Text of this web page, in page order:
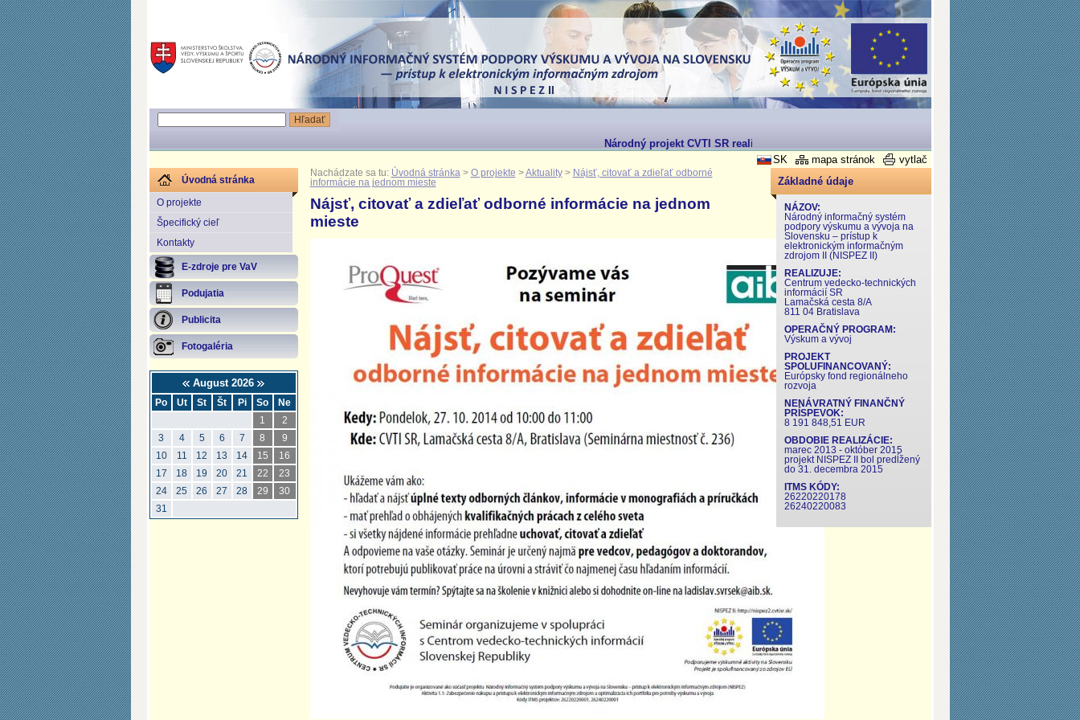
Národný projekt CVTI SR realizovaný v rámci Operačného programu Výskum a Vývoj
vytlač
mapa stránok
SK
Úvodná stránka
O projekte
Špecifický cieľ
Kontakty
E-zdroje pre VaV
Podujatia
Publicita
Fotogaléria
August 2026
Po Ut St Št Pi So
Ne
1
2
3
4 5 6 7 8
9
10
11 12 13 14 15
16
17
18 19 20 21 22
23
24
25 26 27 28 29
30
31
Nachádzate sa tu: Úvodná stránka > O projekte >Aktuality> Nájsť, citovať a zdieľať odborné
informácie na jednom mieste
Nájsť, citovať a zdieľať odborné informácie na jednom
mieste
Základné údaje
NÁZOV:
Národný informačný systém
podpory výskumu a vývoja na
Slovensku – prístup k
elektronickým informačným
zdrojom II (NISPEZ II)
REALIZUJE:
Centrum vedecko-technických
informácií SR
Lamačská cesta 8/A
811 04 Bratislava
OPERAČNÝ PROGRAM:
Výskum a vývoj
PROJEKT
SPOLUFINANCOVANÝ:
Európsky fond regionálneho
rozvoja
NENÁVRATNÝ FINANČNÝ
PRÍSPEVOK:
8 191 848,51 EUR
OBDOBIE REALIZÁCIE:
marec 2013 - október 2015
projekt NISPEZ II bol predĺžený
do 31. decembra 2015
ITMS KÓDY:
26220220178
26240220083